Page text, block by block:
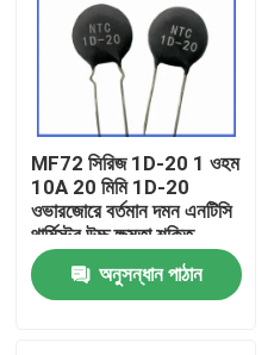
MF72 সিরিজ 1D-20 1 ওহম
10A 20 মিমি 1D-20
ওভারজোরে বর্তমান দমন এনটিসি
থার্মিস্টর উচ্চ ক্ষমতা শক্তি
সরবরাহের জন্য উপযুক্ত
অনুসন্ধান পাঠান